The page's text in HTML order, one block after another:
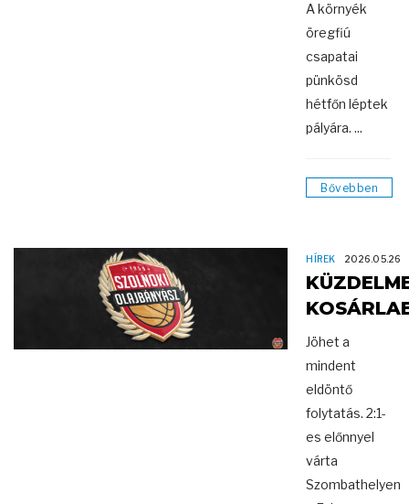
A környék
öregfiú
csapatai
pünkösd
hétfőn léptek
pályára. ...
Bővebben
HÍREK 2026.05.26
Jöhet a
mindent
eldöntő
folytatás. 2:1-
es előnnyel
várta
Szombathelyen